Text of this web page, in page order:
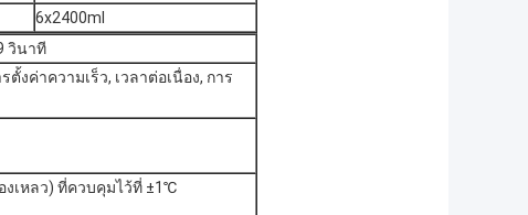
6x2400ml
วินาที
งค่าความเร็ว, เวลาต่อเนื่อง, การ
เหลว) ที่ควบคุมไว้ที่ ±1℃